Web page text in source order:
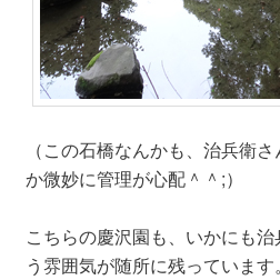
（この石橋なんかも、治兵衛
か微妙に管理が心配＾＾;）
こちらの慶沢園も、いかにも
う雰囲気が随所に残っていま